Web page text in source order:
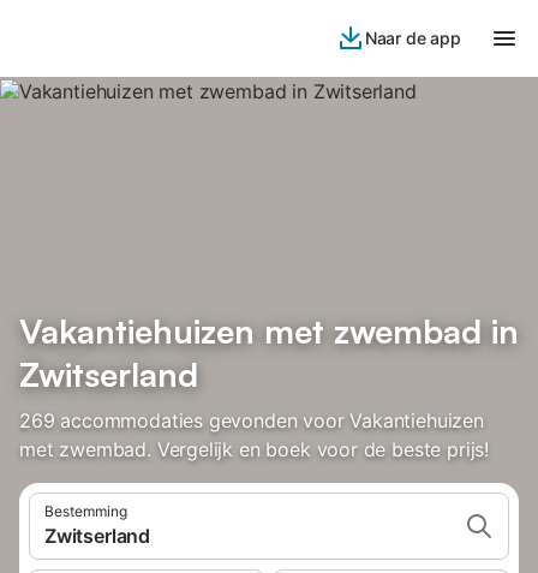
Naar de app
Vakantiehuizen met zwembad in
Zwitserland
269 accommodaties gevonden voor Vakantiehuizen
met zwembad. Vergelijk en boek voor de beste prijs!
Bestemming
Zwitserland